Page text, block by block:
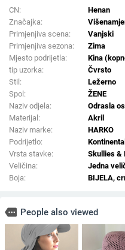
CN:
Henan
Značajka:
Primjenjiva scena:
Vanjski
Primjenjiva sezona:
Zima
Mjesto podrijetla:
Kina
tip uzorka:
Čvrsto
Stil:
Ležerno
Spol:
ŽENE
Naziv odjela:
Odrasla
Materijal:
Akril
Naziv marke:
HARKO
Podrijetlo:
Vrsta stavke:
Skullies &
Veličina:
Jedna
Boja:
BIJELA,
more People also viewed